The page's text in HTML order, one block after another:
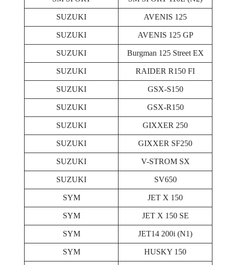
SUZUKI
AVENIS 125
SUZUKI
AVENIS 125 GP
SUZUKI
Burgman 125 Street EX
SUZUKI
RAIDER R150 FI
SUZUKI
GSX-S150
SUZUKI
GSX-R150
SUZUKI
GIXXER 250
SUZUKI
GIXXER SF250
SUZUKI
V-STROM SX
SUZUKI
SV650
SYM
JET X 150
SYM
JET X 150 SE
SYM
JET14 200i (N1)
SYM
HUSKY 150